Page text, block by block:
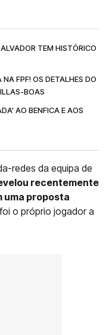
TEM HISTÓRICO
FPF! OS DETALHES DO
BOAS
AO BENFICA E AOS
redes da equipa de
recentemente
uma proposta
foi o próprio jogador a